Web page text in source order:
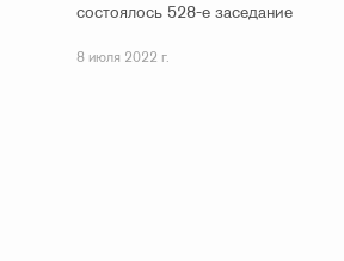
состоялось 528-е заседание
8 июля 2022 г.